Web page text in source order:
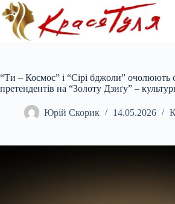
Перейти
до
вмісту
“Ти – Космос” і “Сірі бджоли” очолюють
претендентів на “Золоту Дзиґу” –
Юрій Скорик 14.05.2026